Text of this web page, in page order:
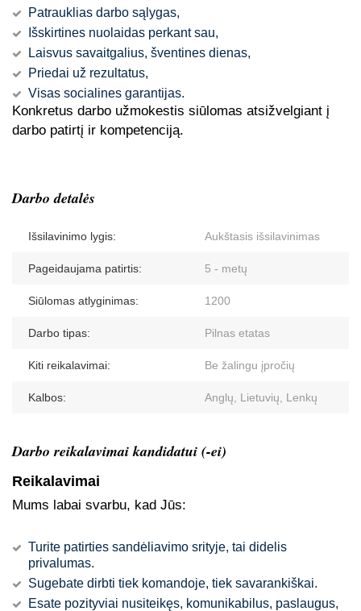
Patrauklias darbo sąlygas,
Išskirtines nuolaidas perkant sau,
Laisvus savaitgalius, šventines dienas,
Priedai už rezultatus,
Visas socialines garantijas.
Konkretus darbo užmokestis siūlomas atsižvelgiant į
darbo patirtį ir kompetenciją.
Darbo detalės
Išsilavinimo lygis: Aukštasis išsilavinimas
Pageidaujama patirtis: 5 - metų
Siūlomas atlyginimas: 1200
Darbo tipas: Pilnas etatas
Kiti reikalavimai: Be žalingu įpročių
Kalbos: Anglų, Lietuvių, Lenkų
Darbo reikalavimai kandidatui (-ei)
Reikalavimai
Mums labai svarbu, kad Jūs:
Turite patirties sandėliavimo srityje, tai didelis
privalumas.
Sugebate dirbti tiek komandoje, tiek savarankiškai.
Esate pozityviai nusiteikęs, komunikabilus, paslaugus,